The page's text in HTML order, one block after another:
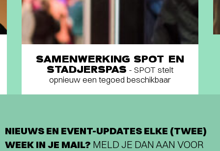
SAMENWERKING SPOT EN
STADJERSPAS - SPOT stelt
opnieuw een tegoed beschikbaar
NIEUWS EN EVENT-UPDATES ELKE (TWEE)
WEEK IN JE MAIL? MELD JE DAN AAN VOOR